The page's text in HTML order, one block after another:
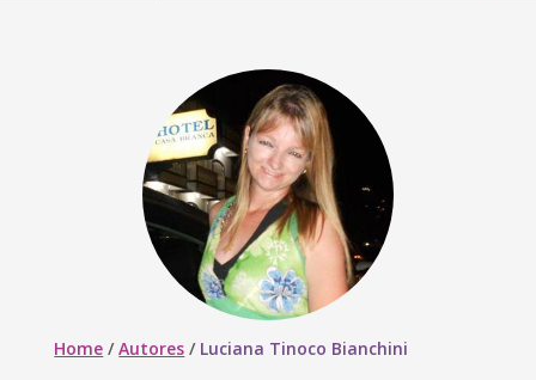
Home /Autores / Luciana Tinoco Bianchini